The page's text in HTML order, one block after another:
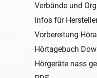
Verbände und
Infos für
Vorbereitung
Hörtagebuch
Hörgeräte nass